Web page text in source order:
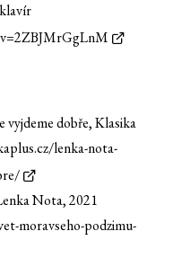
dobře, Klasika
lenka-nota-
Nota, 2021
moravseho-podzimu-